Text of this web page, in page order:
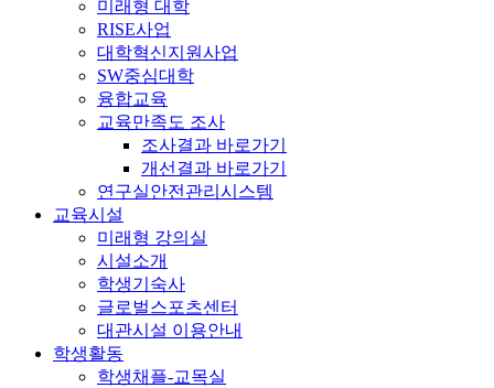
미래형 대학
RISE사업
대학혁신지원사업
SW중심대학
융합교육
교육만족도 조사
조사결과 바로가기
개선결과 바로가기
연구실안전관리시스템
교육시설
미래형 강의실
시설소개
학생기숙사
글로벌스포츠센터
대관시설 이용안내
학생활동
학생채플-교목실